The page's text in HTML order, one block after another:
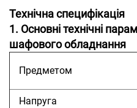
Технічна специфікація
1. Основні технічні
шафового обладнання
Предметом
Напруга